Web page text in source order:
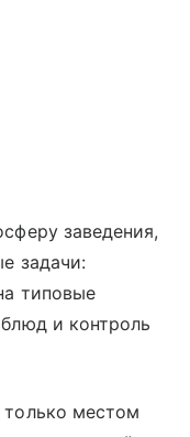
заведения,
задачи:
типовые
и контроль
местом